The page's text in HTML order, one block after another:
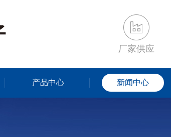
厂家供应
产品中心 新闻中心